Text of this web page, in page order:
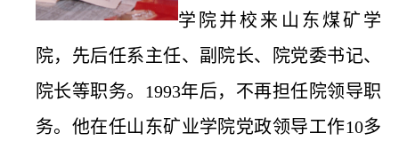
学院并校来山东煤矿学
院，先后任系主任、副院长、院党委书记、
院长等职务。1993年后，不再担任院领导职
务。他在任山东矿业学院党政领导工作10多